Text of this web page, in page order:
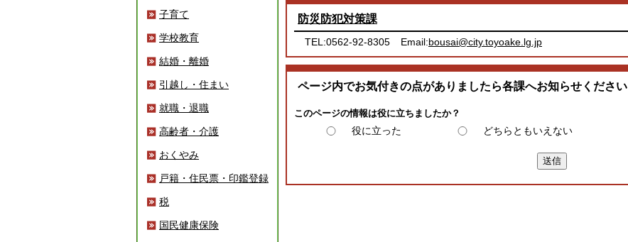
子育て
学校教育
結婚・離婚
引越し・住まい
就職・退職
高齢者・介護
おくやみ
戸籍・住民票・印鑑登録
税
国民健康保険
防災防犯対策課
TEL:0562-92-8305 Email:bousai@city.toyoake.lg.jp
ページ内でお気付きの点がありましたら各課へお知らせください
このページの情報は役に立ちましたか？
役に立った どちらともいえない